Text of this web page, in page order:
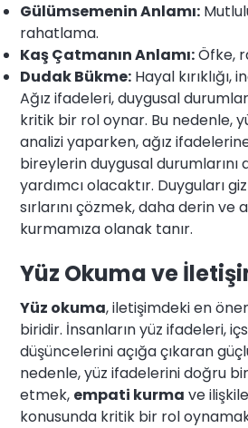
Gülümsemenin Anlamı:
rahatlama.
Kaş Çatmanın Anlamı:Öfke,
Dudak Bükme: Hayal kırıklığı,
Ağız ifadeleri, duygusal
kritik bir rol oynar. Bu nedenle,
analizi yaparken, ağız
bireylerin duygusal durumlarını
yardımcı olacaktır. Duyguları
sırlarını çözmek, daha derin ve
kurmamıza olanak tanır.
Yüz Okuma ve
Yüz okuma, iletişimdeki en
biridir. İnsanların yüz ifadeleri,
düşüncelerini açığa çıkaran
nedenle, yüz ifadelerini doğru
etmek, empati kurma ve
konusunda kritik bir rol